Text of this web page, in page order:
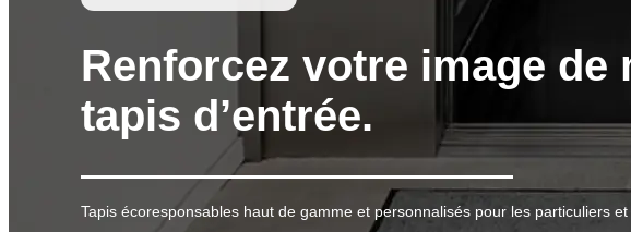
Renforcez votre image de
tapis d’entrée.
Tapis écoresponsables haut de gamme et personnalisés pour les particuliers et